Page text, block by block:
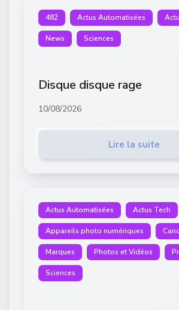
482 Actus Automatisées
News Sciences
Disque disque rage
10/08/2026
Lire la suite
Actus Automatisées Actus Tech
Appareils photo numériques
Marques Photos et Vidéos
Sciences